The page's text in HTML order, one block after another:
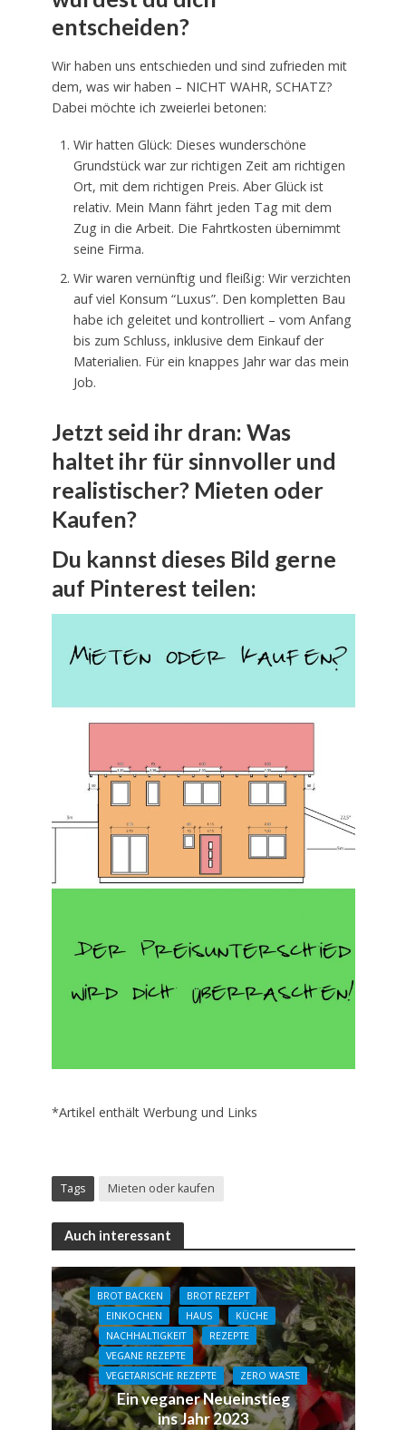
entscheiden?
Wir haben uns entschieden und sind zufrieden mit
dem, was wir haben – NICHT WAHR, SCHATZ?
Dabei möchte ich zweierlei betonen:
Wir hatten Glück: Dieses wunderschöne
Grundstück war zur richtigen Zeit am richtigen
Ort, mit dem richtigen Preis. Aber Glück ist
relativ. Mein Mann fährt jeden Tag mit dem
Zug in die Arbeit. Die Fahrtkosten übernimmt
seine Firma.
Wir waren vernünftig und fleißig: Wir verzichten
auf viel Konsum “Luxus”. Den kompletten Bau
habe ich geleitet und kontrolliert – vom Anfang
bis zum Schluss, inklusive dem Einkauf der
Materialien. Für ein knappes Jahr war das mein
Job.
Jetzt seid ihr dran: Was
haltet ihr für sinnvoller und
realistischer? Mieten oder
Kaufen?
Du kannst dieses Bild gerne
auf Pinterest teilen:
*Artikel enthält Werbung und Links
Tags Mieten oder kaufen
Auch interessant
BROT BACKEN
BROT REZEPT
EINKOCHEN
HAUS
KÜCHE
NACHHALTIGKEIT
REZEPTE
VEGANE REZEPTE
VEGETARISCHE REZEPTE
ZERO WASTE
Ein veganer Neueinstieg
ins Jahr 2023